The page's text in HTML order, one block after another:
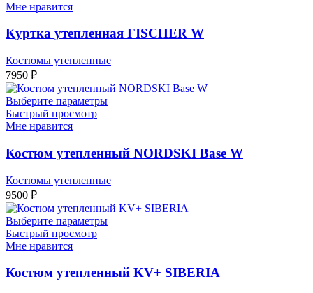
Мне нравится
Куртка утепленная FISCHER W
Костюмы утепленные
7950 ₽
Выберите параметры
Быстрый просмотр
Мне нравится
Костюм утепленный NORDSKI Base W
Костюмы утепленные
9500 ₽
Выберите параметры
Быстрый просмотр
Мне нравится
Костюм утепленный KV+ SIBERIA